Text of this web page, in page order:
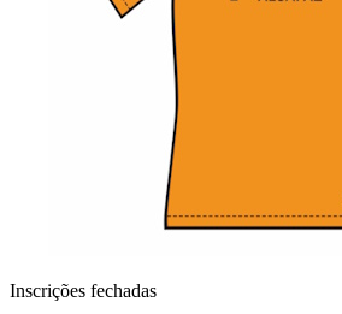
Inscrições fechadas